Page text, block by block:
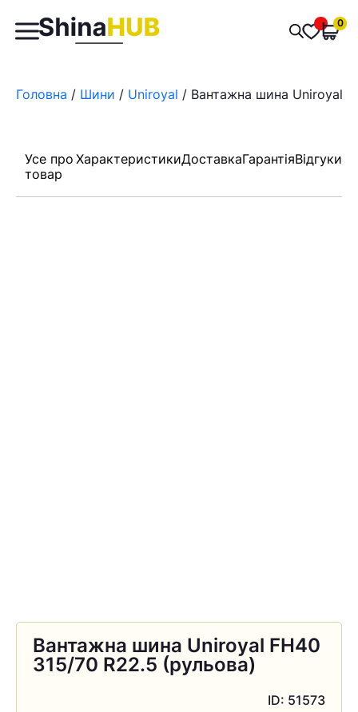
Пошук
товарів
0
Головна / Шини / Uniroyal / Вантажна шина Uniroyal
Усе про
товар
ХарактеристикиДоставкаГарантіяВідгуки
Вантажна шина Uniroyal FH40
315/70 R22.5 (рульова)
ID: 51573